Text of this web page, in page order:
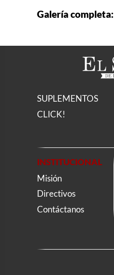
Galería completa:
SUPLEMENTOS
CLICK!
INSTITUCIONAL
Misión
Directivos
Contáctanos